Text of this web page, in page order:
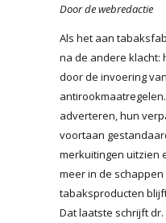
Door de webredactie
Als het aan
na de andere klacht:
door de invoering
adverteren, hun
voortaan
merkuitingen uitzien
meer in de
tabaksproducten
Dat laatste schrijft